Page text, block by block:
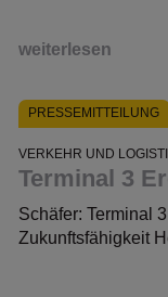
weiterlesen
PRESSEMITTEILUNG
VERKEHR UND
Terminal 3
Schäfer: Terminal
Zukunftsfähigkeit